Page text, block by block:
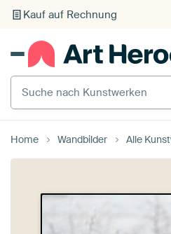
Individueller Druck auf
Suche nach Kunstwerken
Home Wandbilder Alle